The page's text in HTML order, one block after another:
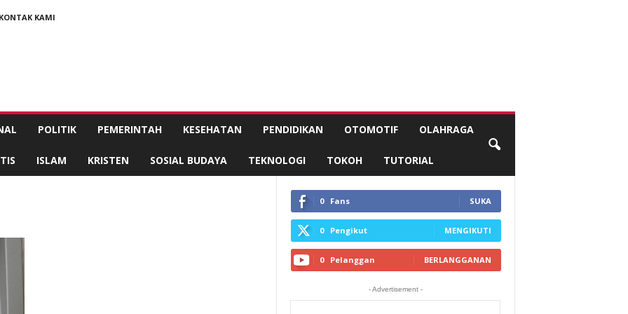
KONTAK KAMI
POLITIK PEMERINTAH KESEHATAN PENDIDIKAN OTOMOTIF OLAHRAGA
ISLAM KRISTEN SOSIAL BUDAYA TEKNOLOGI TOKOH TUTORIAL
0 Fans SUKA
0 Pengikut MENGIKUTI
0 Pelanggan BERLANGGANAN
- Advertisement -